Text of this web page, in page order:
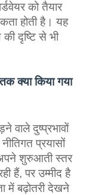
को तैयार
होती है। यह
दृष्टि से भी
क्या किया गया
वाले दुष्‍प्रभावों
प्रयासों
शुरुआती स्‍तर
हैं, पर उम्‍मीद है
में बढ़ोतरी देखने